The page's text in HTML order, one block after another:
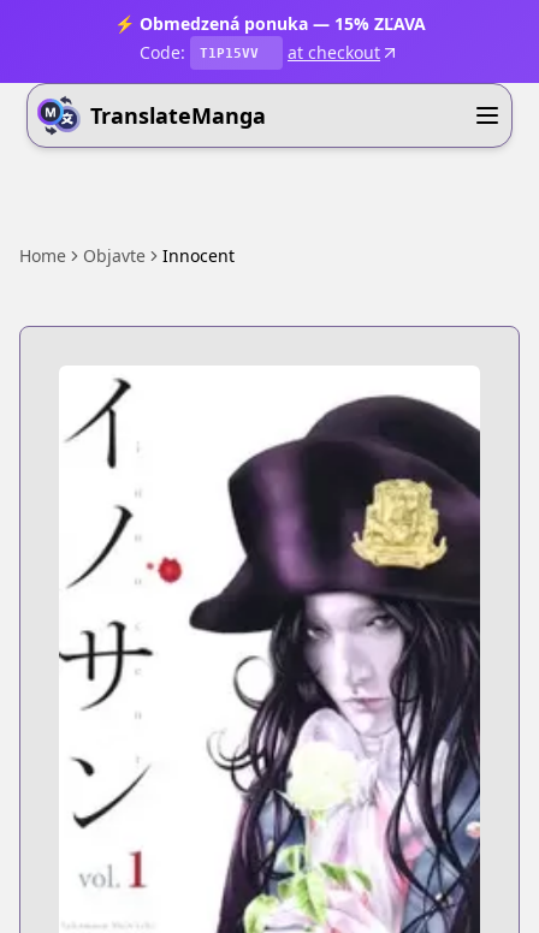
⚡ Obmedzená ponuka — 15% ZĽAVA
Code:
T1P15VV at checkout
TranslateManga
Home Objavte Innocent